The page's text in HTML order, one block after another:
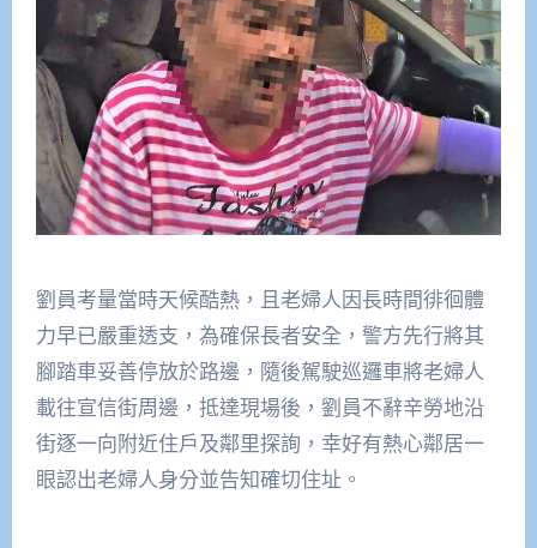
劉員考量當時天候酷熱，且老婦人因長時間徘徊體
力早已嚴重透支，為確保長者安全，警方先行將其
腳踏車妥善停放於路邊，隨後駕駛巡邏車將老婦人
載往宣信街周邊，抵達現場後，劉員不辭辛勞地沿
街逐一向附近住戶及鄰里探詢，幸好有熱心鄰居一
眼認出老婦人身分並告知確切住址。